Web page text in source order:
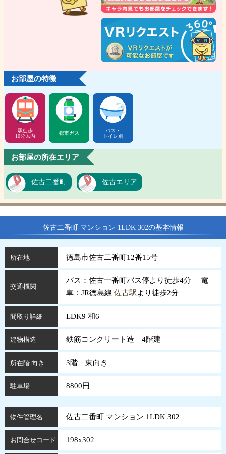
お部屋の特徴
駅徒歩
10分以内
都市ガス
バス・
トイレ別
お部屋の所在エリア
佐古二番町 佐古エリア
佐古二番町 マンション 1LDK 302の基本情報
所在地 徳島市佐古二番町12番15号
交通機関
バス：佐古一番町バス停より徒歩4分 電
車：JR徳島線 佐古駅より徒歩2分
間取り詳細 LDK9 和6
建物構造 鉄筋コンクリート造 4階建
所在階 向き 3階 東向き
駐車場 8800円
物件管理名 佐古二番町 マンション 1LDK 302
お問合せコード 198x302